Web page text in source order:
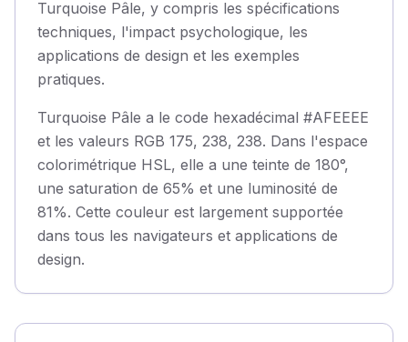
Turquoise Pâle, y compris les spécifications
techniques, l'impact psychologique, les
applications de design et les exemples
pratiques.
Turquoise Pâle a le code hexadécimal #AFEEEE
et les valeurs RGB 175, 238, 238. Dans l'espace
colorimétrique HSL, elle a une teinte de 180°,
une saturation de 65% et une luminosité de
81%. Cette couleur est largement supportée
dans tous les navigateurs et applications de
design.